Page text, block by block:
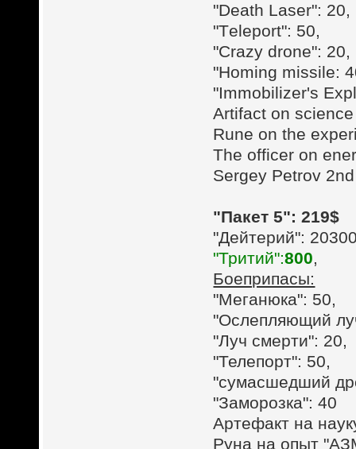
"Death Laser": 20,
"Тeleport": 50,
"Crazy drone": 20,
"Homing missile:
"Immobilizer's
Artifact on
Rune on the
The officer on
Sergey Petrov
"Пакет 5": 219$
"Дейтерий":
"Тритий":800,
Боеприпасы:
"Меганюка": 50,
"Ослепляющий
"Луч смерти": 20,
"Телепорт": 50,
"сумасшедший
"Заморозка": 40
Артефакт на
Руна на опыт